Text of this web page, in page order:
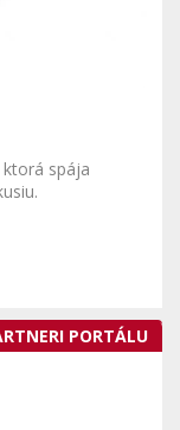
spája
PORTÁLU